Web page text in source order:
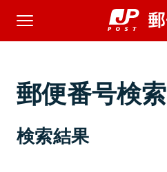
郵便番号検索
検索結果